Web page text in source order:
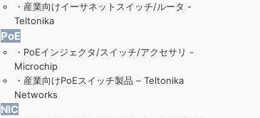
・ 産業向けイーサネットスイッチ/ルータ -
Teltonika
PoE
・ PoEインジェクタ/スイッチ/アクセサリ -
Microchip
・ 産業向けPoEスイッチ製品 – Teltonika
Networks
NIC